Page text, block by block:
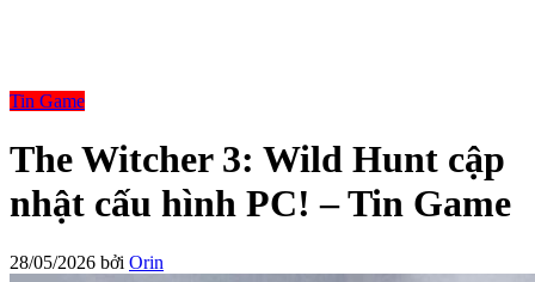
Tin Game
The Witcher 3: Wild Hunt cập
nhật cấu hình PC! – Tin Game
28/05/2026 bởi Orin